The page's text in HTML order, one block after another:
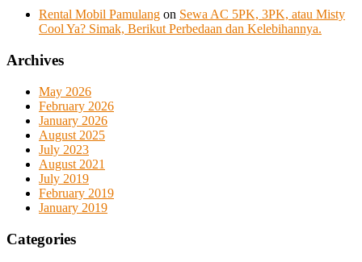
Rental Mobil Pamulang on Sewa AC 5PK, 3PK, atau Misty
Cool Ya? Simak, Berikut Perbedaan dan Kelebihannya.
Archives
May 2026
February 2026
January 2026
August 2025
July 2023
August 2021
July 2019
February 2019
January 2019
Categories